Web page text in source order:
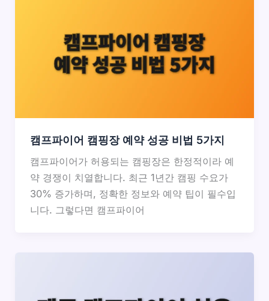
캠프파이어 캠핑장 예약 성공 비법 5가지
캠프파이어가 허용되는 캠핑장은 한정적이라 예
약 경쟁이 치열합니다. 최근 1년간 캠핑 수요가
30% 증가하며, 정확한 정보와 예약 팁이 필수입
니다. 그렇다면 캠프파이어